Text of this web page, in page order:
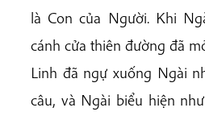
là Con của Người. Khi
cánh cửa thiên đường đã
Linh đã ngự xuống Ngài
câu, và Ngài biểu hiện